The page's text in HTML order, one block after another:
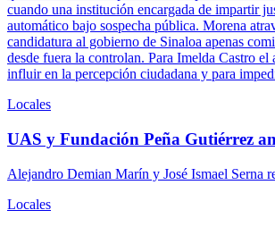
cuando una institución encargada de impartir
automático bajo sospecha pública. Morena
candidatura al gobierno de Sinaloa apenas
desde fuera la controlan. Para Imelda Castro
influir en la percepción ciudadana y para
Locales
UAS y Fundación Peña Gutiérrez
Alejandro Demian Marín y José Ismael Serna
Locales